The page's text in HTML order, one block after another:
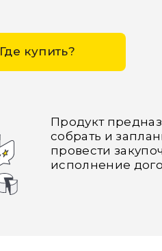
Где купить?
Продукт
собрать и
провести
исполнение